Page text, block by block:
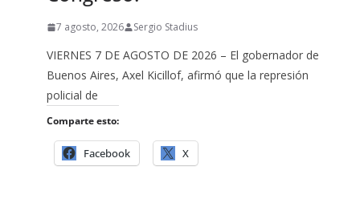
7 agosto, 2026 Sergio Stadius
VIERNES 7 DE AGOSTO DE 2026 – El gobernador de
Buenos Aires, Axel Kicillof, afirmó que la represión
policial de
Comparte esto:
Facebook X